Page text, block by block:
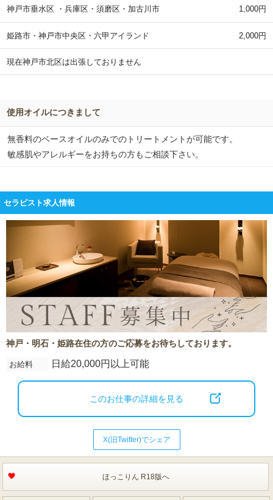
神戸市垂水区 ・兵庫区・須磨区・加古川市 1,000円
姫路市・神戸市中央区・六甲アイランド 2,000円
現在神戸市北区は出張しておりません
使用オイルにつきまして
無香料のベースオイルのみでのトリートメントが可能です。
敏感肌やアレルギーをお持ちの方もご相談下さい。
セラピスト求人情報
神戸・明石・姫路在住の方のご応募をお待ちしております。
お給料 日給20,000円以上可能
このお仕事の詳細を見る
X(旧Twitter)でシェア
ほっこりん R18版へ